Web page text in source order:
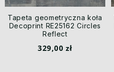
Tapeta geometryczna koła
Decoprint RE25162 Circles
Reflect
329,00 zł